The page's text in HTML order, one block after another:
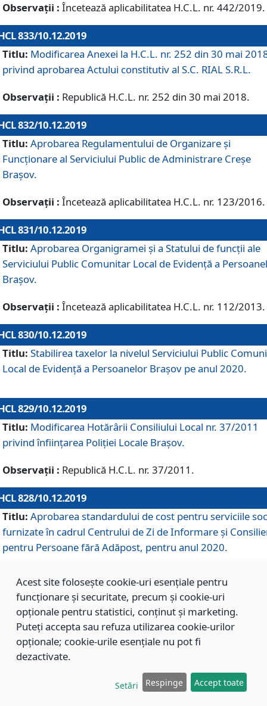
Observații : Încetează aplicabilitatea H.C.L. nr. 442/2019.
833/10.12.2019
Titlu: Modificarea Anexei la H.C.L. nr. 252 din 30 mai
privind aprobarea Actului constitutiv al S.C. RIAL S.R.L.
Observații : Republică H.C.L. nr. 252 din 30 mai 2018.
832/10.12.2019
Titlu: Aprobarea Regulamentului de Organizare și
Funcționare al Serviciului Public de Administrare Creșe
Brașov.
Observații : Încetează aplicabilitatea H.C.L. nr. 123/2016.
831/10.12.2019
Titlu: Aprobarea Organigramei și a Statului de funcții ale
Serviciului Public Comunitar Local de Evidență a
Brașov.
Observații : Încetează aplicabilitatea H.C.L. nr. 112/2013.
830/10.12.2019
Titlu: Stabilirea taxelor la nivelul Serviciului Public
Local de Evidenţă a Persoanelor Braşov pe anul 2020.
829/10.12.2019
Titlu: Modificarea Hotărârii Consiliului Local nr. 37/2011
privind înființarea Poliției Locale Brașov.
Observații : Republică H.C.L. nr. 37/2011.
828/10.12.2019
Titlu: Aprobarea standardului de cost pentru serviciile
furnizate în cadrul Centrului de Zi de Informare și
pentru Persoane fără Adăpost, pentru anul 2020.
827/10.12.2019
Aprobarea standardului de cost pentru serviciile
furnizate în cadrul Centrului Rezidențial pentru Persoane
Adăpost, pentru anul 2020.
Aprobarea standardului de cost pentru serviciile
Acest site folosește cookie-uri esențiale pentru
funcționare și securitate, precum și cookie-uri
opționale pentru statistici, conținut și marketing.
Puteți accepta sau refuza utilizarea cookie-urilor
opționale; cookie-urile esențiale nu pot fi
dezactivate.
Setări Respinge Accept toate